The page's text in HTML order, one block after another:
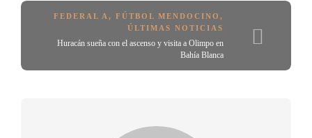
FEDERAL A , FÚTBOL MENDOCINO ,
ÚLTIMAS NOTICIAS
Huracán sueña con el ascenso y visita a Olimpo en
Bahía Blanca